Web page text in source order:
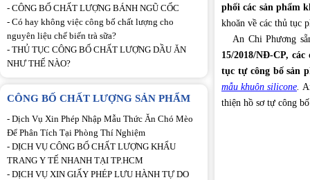
phối các sản phẩm
khoăn về các thủ tục
An Chi Phương
15/2018/NĐ-CP,
tục tự công bố sản
mẫu khuôn silicone
thiện hồ sơ tự công
- CÔNG BỐ CHẤT LƯỢNG BÁNH NGŨ CỐC
- Có hay không việc công bố chất lượng cho
nguyên liệu chế biến trà sữa?
- THỦ TỤC CÔNG BỐ CHẤT LƯỢNG DẦU ĂN
NHƯ THẾ NÀO?
CÔNG BỐ CHẤT LƯỢNG SẢN PHẨM
- Dịch Vụ Xin Phép Nhập Mẫu Thức Ăn Chó Mèo
Để Phân Tích Tại Phòng Thí Nghiệm
- DỊCH VỤ CÔNG BỐ CHẤT LƯỢNG KHẨU
TRANG Y TẾ NHANH TẠI TP.HCM
- DỊCH VỤ XIN GIẤY PHÉP LƯU HÀNH TỰ DO